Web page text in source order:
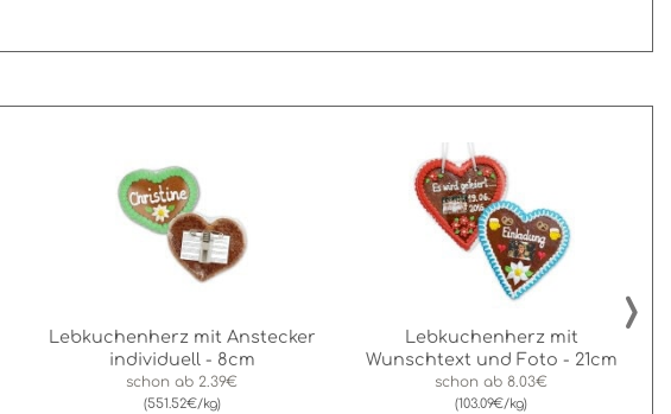
Lebkuchenherz mit Anstecker
individuell - 8cm
schon ab 2.39€
(551.52€/kg)
Lebkuchenherz mit
Wunschtext und Foto - 21cm
schon ab8.03€
(103.09€/kg)
›